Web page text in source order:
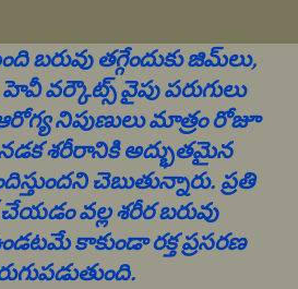
బరువు తగ్గేందుకు జిమ్‌లు,
వర్కౌట్స్ వైపు పరుగులు
నిపుణులు మాత్రం రోజూ
శరీరానికి అద్భుతమైన
చెబుతున్నారు. ప్రతి
వల్ల శరీర బరువు
కాకుండా రక్త ప్రసరణ